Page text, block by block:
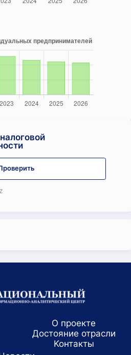
О проекте
Достояние отрасли
Koнтaкты